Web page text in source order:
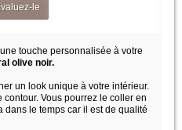
le
touche personnalisée à votre
olive noir.
un look unique à votre intérieur.
Vous pourrez le coller en
dans le temps car il est de qualité